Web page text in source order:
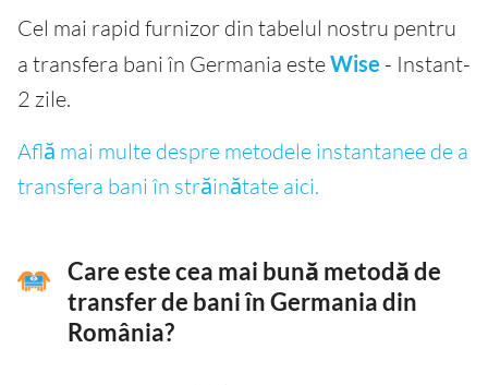
Cel mai rapid furnizor din tabelul nostru pentru
a transfera bani în Germania esteWise - Instant-
2 zile.
Află mai multe despre metodele instantanee de a
transfera bani în străinătate aici.
Care este cea mai bună metodă de
transfer de bani în Germania din
România?